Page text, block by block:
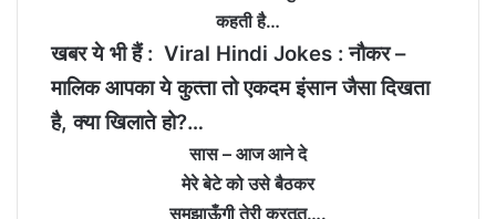
कहती है…
खबर ये भी हैं : Viral Hindi Jokes : नौकर –
मालिक आपका ये कुत्‍ता तो एकदम इंसान जैसा दिखता
है, क्‍या खिलाते हो?…
सास – आज आने दे
मेरे बेटे को उसे बैठकर
समझाऊँगी तेरी करतूत….